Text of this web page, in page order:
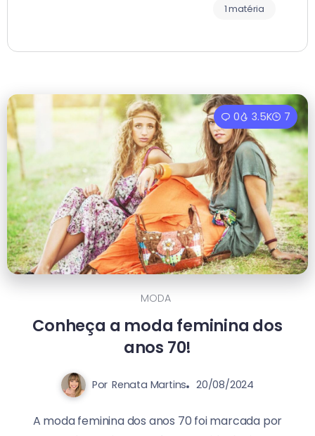
1 matéria
0 3.5K 7
MODA
Conheça a moda feminina dos
anos 70!
Por Renata Martins 20/08/2024
A moda feminina dos anos 70 foi marcada por